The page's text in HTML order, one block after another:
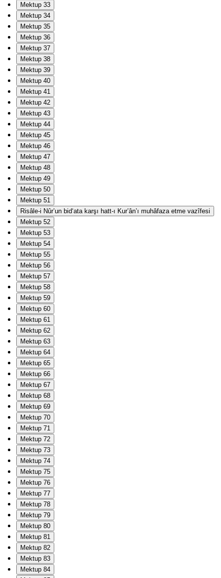
Mektup 33
Mektup 34
Mektup 35
Mektup 36
Mektup 37
Mektup 38
Mektup 39
Mektup 40
Mektup 41
Mektup 42
Mektup 43
Mektup 44
Mektup 45
Mektup 46
Mektup 47
Mektup 48
Mektup 49
Mektup 50
Mektup 51
Risâle-i Nûr’un bid‘ata karşı hatt-ı Kur’ân’ı muhâfaza etme vazîfesi
Mektup 52
Mektup 53
Mektup 54
Mektup 55
Mektup 56
Mektup 57
Mektup 58
Mektup 59
Mektup 60
Mektup 61
Mektup 62
Mektup 63
Mektup 64
Mektup 65
Mektup 66
Mektup 67
Mektup 68
Mektup 69
Mektup 70
Mektup 71
Mektup 72
Mektup 73
Mektup 74
Mektup 75
Mektup 76
Mektup 77
Mektup 78
Mektup 79
Mektup 80
Mektup 81
Mektup 82
Mektup 83
Mektup 84